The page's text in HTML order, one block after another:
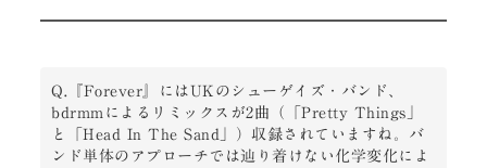
Q.『Forever』にはUKのシューゲイズ・バンド、
bdrmmによるリミックスが2曲（「Pretty Things」
と「Head In The Sand」）収録されていますね。バ
ンド単体のアプローチでは辿り着けない化学変化によ